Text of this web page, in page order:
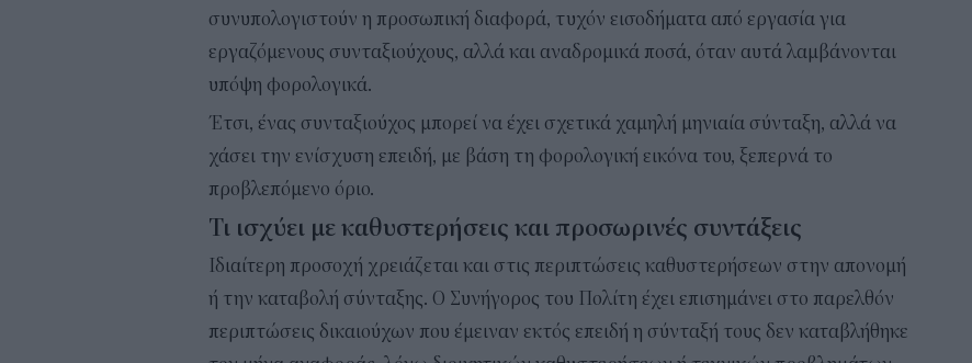
συνυπολογιστούν η προσωπική διαφορά, τυχόν εισοδήματα από εργασία για
εργαζόμενους συνταξιούχους, αλλά και αναδρομικά ποσά, όταν αυτά λαμβάνονται
υπόψη φορολογικά.
Έτσι, ένας συνταξιούχος μπορεί να έχει σχετικά χαμηλή μηνιαία σύνταξη, αλλά να
χάσει την ενίσχυση επειδή, με βάση τη φορολογική εικόνα του, ξεπερνά το
προβλεπόμενο όριο.
Τι ισχύει με καθυστερήσεις και προσωρινές συντάξεις
Ιδιαίτερη προσοχή χρειάζεται και στις περιπτώσεις καθυστερήσεων στην απονομή
ή την καταβολή σύνταξης. Ο Συνήγορος του Πολίτη έχει επισημάνει στο παρελθόν
περιπτώσεις δικαιούχων που έμειναν εκτός επειδή η σύνταξή τους δεν καταβλήθηκε